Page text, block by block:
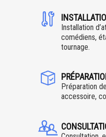
Installation
comédiens,
tournage.
Préparation
accessoire,